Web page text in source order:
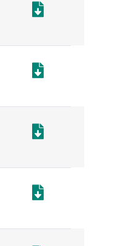
Documento: Plan Anual
Documento: Plan Anual
Documento: Acto
Documento: MANUAL DE